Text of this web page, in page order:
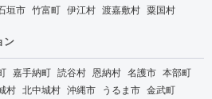
垣市 竹富町 伊江村 渡嘉敷村 粟国村
ン
嘉手納町 読谷村 恩納村 名護市 本部町
村 北中城村 沖縄市 うるま市 金武町